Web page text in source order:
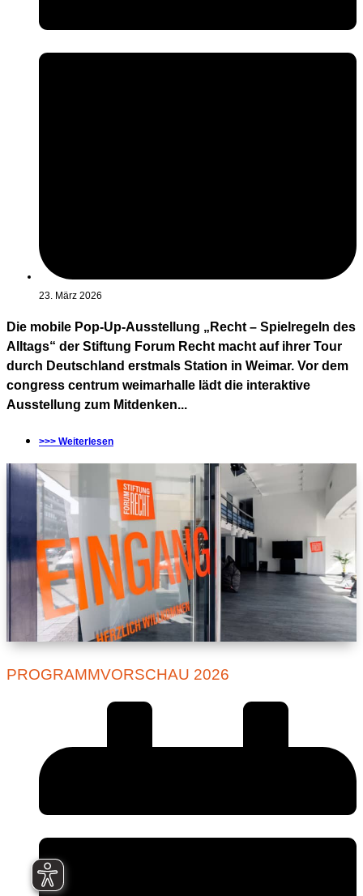
23. März 2026
Die mobile Pop-Up-Ausstellung „Recht – Spielregeln des
Alltags“ der Stiftung Forum Recht macht auf ihrer Tour
durch Deutschland erstmals Station in Weimar. Vor dem
congress centrum weimarhalle lädt die interaktive
Ausstellung zum Mitdenken...
>>> Weiterlesen
PROGRAMMVORSCHAU 2026